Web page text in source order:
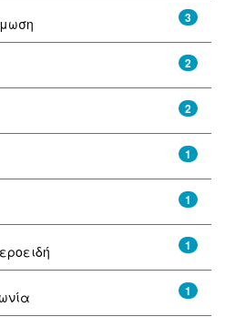
3
2
2
1
1
1
1